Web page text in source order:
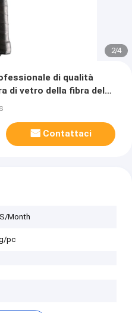
2/4
di qualità
di vetro della fibra del
di marca DD019
Contattaci
Month
pc